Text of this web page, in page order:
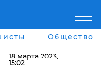
Города
Луганск
Общество
18 марта 2023,
15:02